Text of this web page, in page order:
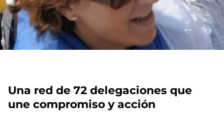
Una red de 72 delegaciones que
une compromiso y acción